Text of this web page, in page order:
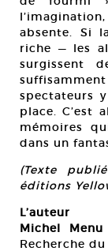
absente. Si
riche — les
surgissent
spectateurs
place. C’est
mémoires
dans un
(Texte
éditions
L’auteur
Michel Menu
Recherche